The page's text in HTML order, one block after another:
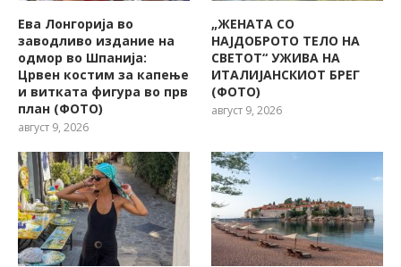
Ева Лонгорија во
заводливо издание на
одмор во Шпанија:
Црвен костим за капење
и витката фигура во прв
план (ФОТО)
август 9, 2026
„ЖЕНАТА СО
НАЈДОБРОТО ТЕЛО НА
СВЕТОТ“ УЖИВА НА
ИТАЛИЈАНСКИОТ БРЕГ
(ФОТО)
август 9, 2026